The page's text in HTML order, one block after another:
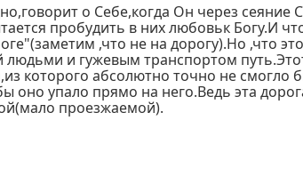
о Себе,когда Он через сеяние
пробудить в них любовьк Богу.И
,что не на дорогу).Но ,что
людьми и гужевым транспортом
которого абсолютно точно не смогло
оно упало прямо на него.Ведь эта
проезжаемой).